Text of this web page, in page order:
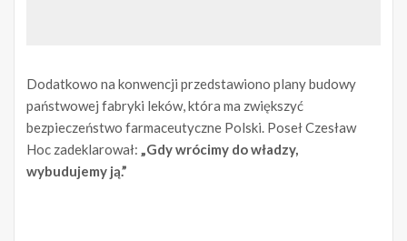
Dodatkowo na konwencji przedstawiono plany budowy
państwowej fabryki leków, która ma zwiększyć
bezpieczeństwo farmaceutyczne Polski. Poseł Czesław
Hoc zadeklarował: „Gdy wrócimy do władzy,
wybudujemy ją.”